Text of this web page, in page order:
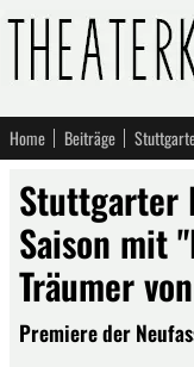
Home Beiträge
Stuttgarter
Saison mit
Träumer
Premiere der